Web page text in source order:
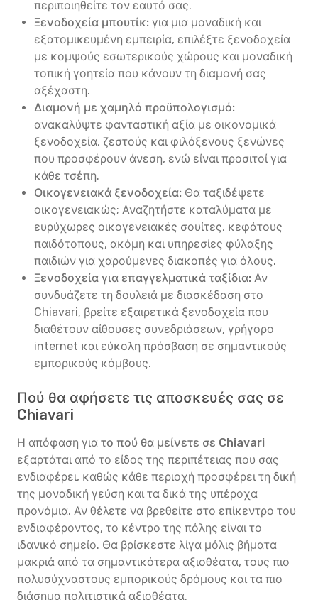
περιποιηθείτε τον εαυτό σας.
Ξενοδοχεία μπουτίκ: για μια μοναδική και
εξατομικευμένη εμπειρία, επιλέξτε ξενοδοχεία
με κομψούς εσωτερικούς χώρους και μοναδική
τοπική γοητεία που κάνουν τη διαμονή σας
αξέχαστη.
Διαμονή με χαμηλό προϋπολογισμό:
ανακαλύψτε φανταστική αξία με οικονομικά
ξενοδοχεία, ζεστούς και φιλόξενους ξενώνες
που προσφέρουν άνεση, ενώ είναι προσιτοί για
κάθε τσέπη.
Οικογενειακά ξενοδοχεία: Θα ταξιδέψετε
οικογενειακώς; Αναζητήστε καταλύματα με
ευρύχωρες οικογενειακές σουίτες, κεφάτους
παιδότοπους, ακόμη και υπηρεσίες φύλαξης
παιδιών για χαρούμενες διακοπές για όλους.
Ξενοδοχεία για επαγγελματικά ταξίδια: Αν
συνδυάζετε τη δουλειά με διασκέδαση στο
Chiavari, βρείτε εξαιρετικά ξενοδοχεία που
διαθέτουν αίθουσες συνεδριάσεων, γρήγορο
internet και εύκολη πρόσβαση σε σημαντικούς
εμπορικούς κόμβους.
Πού θα αφήσετε τις αποσκευές σας σε
Chiavari
Η απόφαση για το πού θα μείνετε σε Chiavari
εξαρτάται από το είδος της περιπέτειας που σας
ενδιαφέρει, καθώς κάθε περιοχή προσφέρει τη δική
της μοναδική γεύση και τα δικά της υπέροχα
προνόμια. Αν θέλετε να βρεθείτε στο επίκεντρο του
ενδιαφέροντος, το κέντρο της πόλης είναι το
ιδανικό σημείο. Θα βρίσκεστε λίγα μόλις βήματα
μακριά από τα σημαντικότερα αξιοθέατα, τους πιο
πολυσύχναστους εμπορικούς δρόμους και τα πιο
διάσημα πολιτιστικά αξιοθέατα.